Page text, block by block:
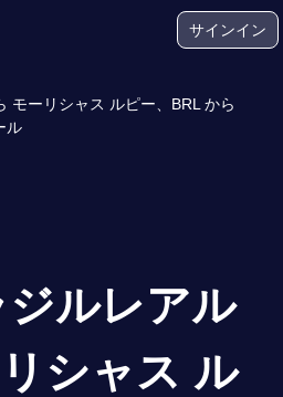
サインイン
モーリシャス ルピー、BRL から
ル
ルレアル
シャス ル